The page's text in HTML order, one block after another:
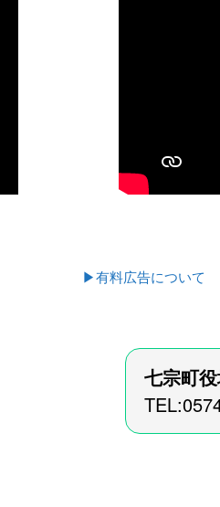
▶有料広告について
七宗町